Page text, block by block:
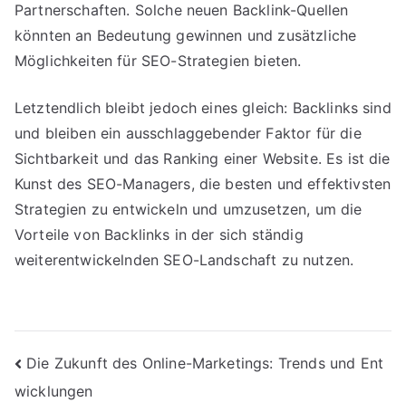
Partnerschaften. Solche neuen Backlink-Quellen
könnten an Bedeutung gewinnen und zusätzliche
Möglichkeiten für SEO-Strategien bieten.
Letztendlich bleibt jedoch eines gleich: Backlinks sind
und bleiben ein ausschlaggebender Faktor für die
Sichtbarkeit und das Ranking einer Website. Es ist die
Kunst des SEO-Managers, die besten und effektivsten
Strategien zu entwickeln und umzusetzen, um die
Vorteile von Backlinks in der sich ständig
weiterentwickelnden SEO-Landschaft zu nutzen.
Beitragsnavigation
Die Zukunft des Online-Marketings: Trends und Ent
wicklungen